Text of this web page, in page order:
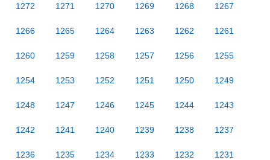
1272 1271 1270 1269 1268 1267
1266 1265 1264 1263 1262 1261
1260 1259 1258 1257 1256 1255
1254 1253 1252 1251 1250 1249
1248 1247 1246 1245 1244 1243
1242 1241 1240 1239 1238 1237
1236 1235 1234 1233 1232 1231